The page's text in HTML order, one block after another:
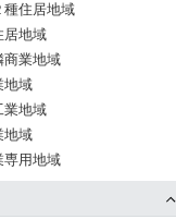
種住居地域
居地域
商業地域
地域
業地域
地域
専用地域